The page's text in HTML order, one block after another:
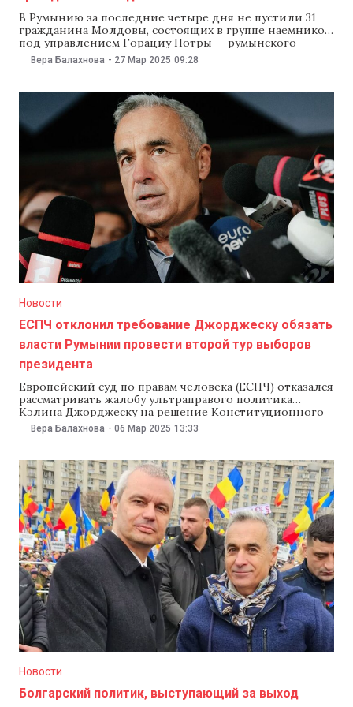
В Румынию за последние четыре дня не пустили 31
гражданина Молдовы, состоящих в группе наемников
под управлением Горациу Потры — румынского
политика, военного и главы ЧВК, который тесно
сотрудничает с экс-кандидатом в президенты,
сообщили 26 марта румынские СМИ,
правоохранительные органы Румынии подозревают,
что все они
Вера Балахнова - 27 Мар 2025 09:28
Новости
ЕСПЧ отклонил требование Джорджеску обязать
власти Румынии провести второй тур выборов
президента
Европейский суд по правам человека (ЕСПЧ) отказался
рассматривать жалобу ультраправого политика
Кэлина Джорджеску на решение Конституционного
суда Румынии об отмене результатов первого тура
президентских выборов, в котором он победил.
власти провести второй тур голосования в
соответствии с результатами первого тура. Однако
суд счел его
Вера Балахнова - 06 Мар 2025 13:33
Новости
Болгарский политик, выступающий за выход